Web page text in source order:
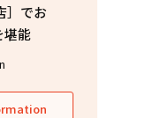
］でお
堪能